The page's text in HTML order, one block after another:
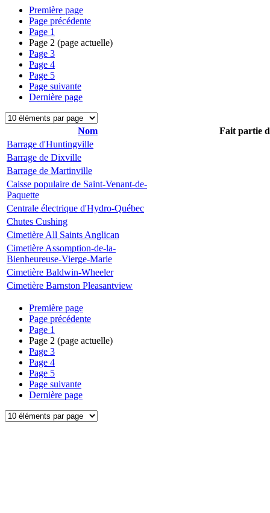
Première page
Page précédente
Page 1
Page 2 (page actuelle)
Page 3
Page 4
Page 5
Page suivante
Dernière page
Nom
Fait partie
Barrage d'Huntingville
Barrage de Dixville
Barrage de Martinville
Caisse populaire de Saint-Venant-de-
Paquette
Centrale électrique d'Hydro-Québec
Chutes Cushing
Cimetière All Saints Anglican
Cimetière Assomption-de-la-
Bienheureuse-Vierge-Marie
Cimetière Baldwin-Wheeler
Cimetière Barnston Pleasantview
Première page
Page précédente
Page 1
Page 2 (page actuelle)
Page 3
Page 4
Page 5
Page suivante
Dernière page